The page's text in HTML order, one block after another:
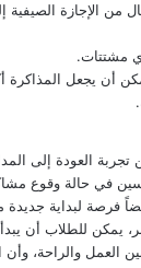
من الإجازة الصيفية
مشتتات.
أن يجعل المذاكرة
تجربة العودة إلى
في حالة وقوع
فرصة لبداية
يمكن للطلاب أن
والراحة، وأن